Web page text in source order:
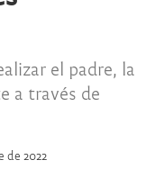
el padre, la
a través de
de 2022